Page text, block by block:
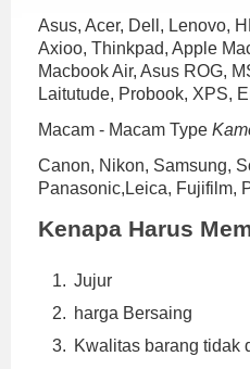
Asus, Acer, Dell, Lenovo,
Axioo, Thinkpad, Apple
Macbook Air, Asus ROG,
Laitutude, Probook, XPS,
Macam - Macam Type
Canon, Nikon, Samsung,
Panasonic,Leica, Fujifilm,
Kenapa Harus
Jujur
harga Bersaing
Kwalitas barang tidak